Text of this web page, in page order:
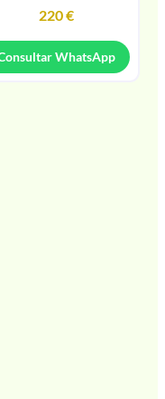
220€
WhatsApp